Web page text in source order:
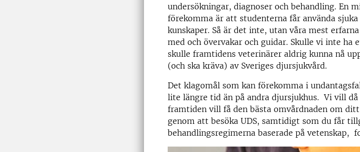
undersökningar, diagnoser och behandling. En
förekomma är att studenterna får använda
kunskaper. Så är det inte, utan våra mest
med och övervakar och guidar. Skulle vi inte ha
skulle framtidens veterinärer aldrig kunna nå
(och ska kräva) av Sveriges djursjukvård.
Det klagomål som kan förekomma i
lite längre tid än på andra djursjukhus. Vi vill
framtiden vill få den bästa omvårdnaden om
genom att besöka UDS, samtidigt som du får
behandlingsregimerna baserade på vetenskap,